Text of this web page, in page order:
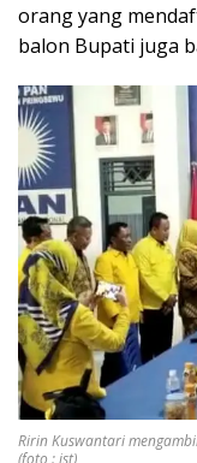
orang yang
balon Bupati juga
Ririn Kuswantari